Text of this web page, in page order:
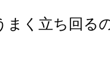
まく立ち回る